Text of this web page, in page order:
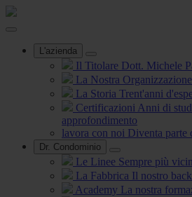
L'azienda
Il Titolare Dott. Michele
La Nostra Organizzazione
La Storia Trent'anni
Certificazioni Anni di
approfondimento
lavora con noi Diventa parte
Dr. Condominio
Le Linee Sempre più
La Fabbrica Il nostro
Academy La nostra